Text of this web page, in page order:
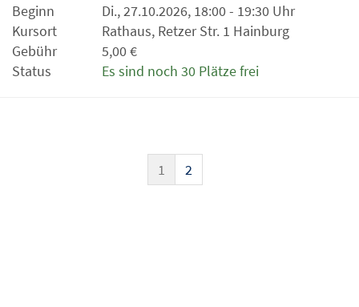
Beginn
Di., 27.10.2026, 18:00 - 19:30 Uhr
Kursort
Rathaus, Retzer Str. 1 Hainburg
Gebühr
5,00 €
Status
Es sind noch 30 Plätze frei
1 2